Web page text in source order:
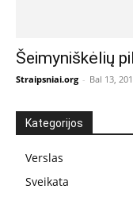
Šeimyniškėlių
Straipsniai.org - Bal 13,
Kategorijos
Verslas
Sveikata